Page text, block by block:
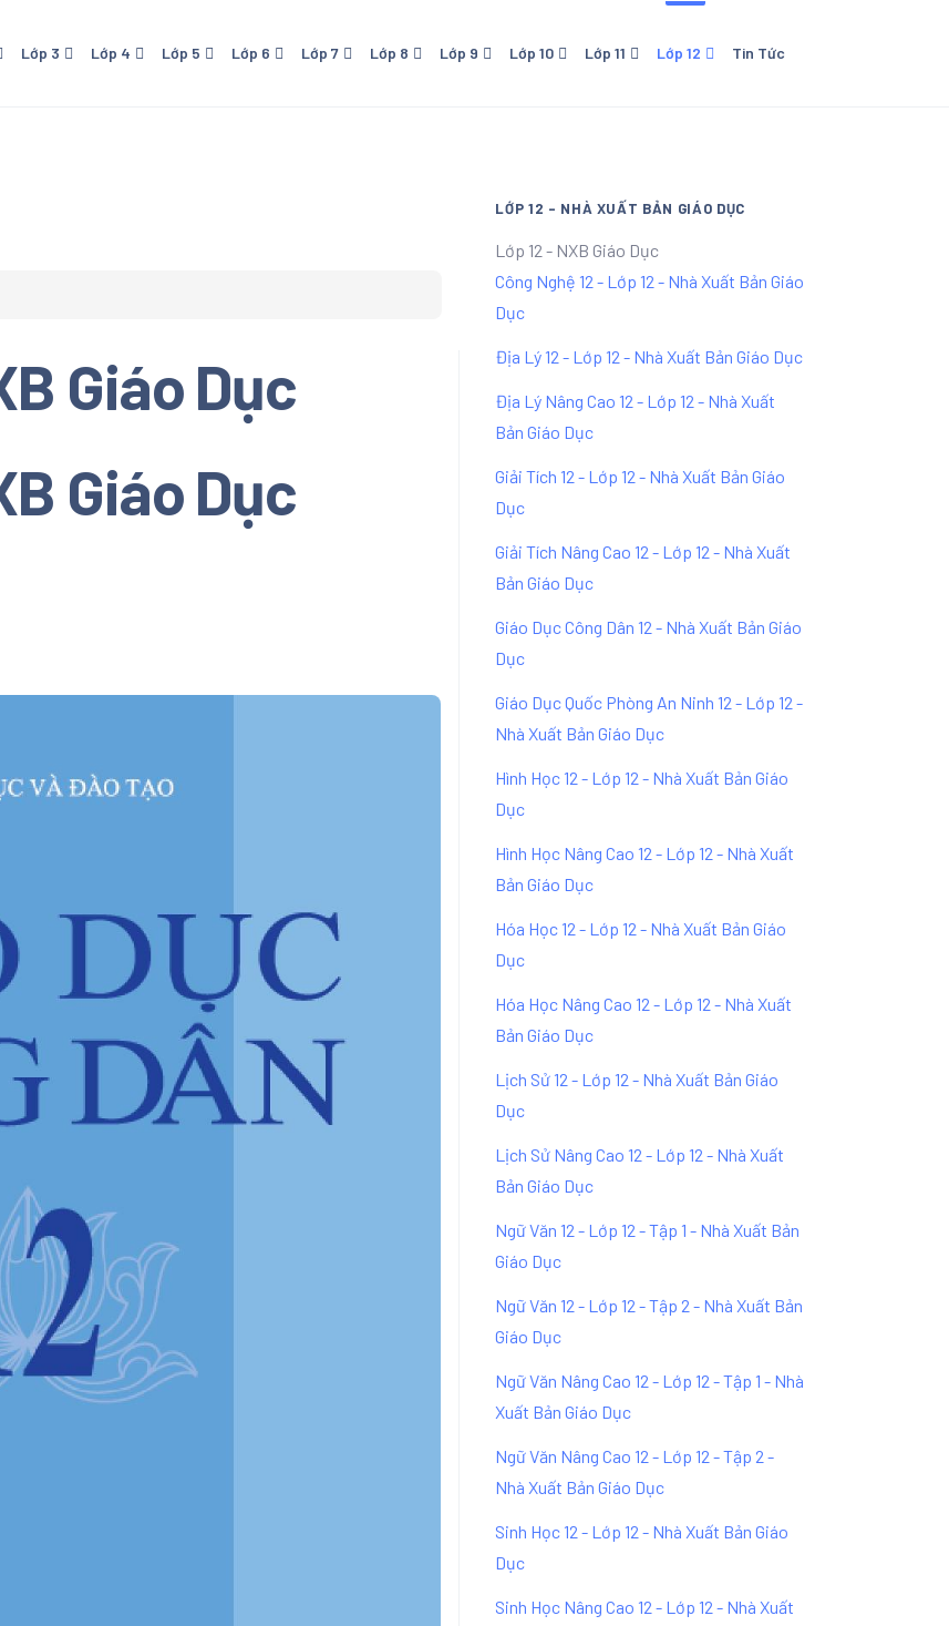
Lớp 3
Trọn bộ Sách
học. Đầy đủ tất cả
Việt, Đạo Đức,
Lớp 4 Lớp 5 Lớp 6 Lớp 7 Lớp 8 Lớp 9 Lớp 10 Lớp 11 Lớp 12 Tin Tức
Giáo Dục
Giáo Dục
LỚP 12 - NHÀ XUẤT BẢN GIÁO DỤC
Lớp 12 - NXB Giáo Dục
Công Nghệ 12 - Lớp 12 - Nhà Xuất Bản Giáo
Dục
Địa Lý 12 - Lớp 12 - Nhà Xuất Bản Giáo Dục
Địa Lý Nâng Cao 12 - Lớp 12 - Nhà Xuất
Bản Giáo Dục
Giải Tích 12 - Lớp 12 - Nhà Xuất Bản Giáo
Dục
Giải Tích Nâng Cao 12 - Lớp 12 - Nhà Xuất
Bản Giáo Dục
Giáo Dục Công Dân 12 - Nhà Xuất Bản Giáo
Dục
Giáo Dục Quốc Phòng An Ninh 12 - Lớp 12 -
Nhà Xuất Bản Giáo Dục
Hình Học 12 - Lớp 12 - Nhà Xuất Bản Giáo
Dục
Hình Học Nâng Cao 12 - Lớp 12 - Nhà Xuất
Bản Giáo Dục
Hóa Học 12 - Lớp 12 - Nhà Xuất Bản Giáo
Dục
Hóa Học Nâng Cao 12 - Lớp 12 - Nhà Xuất
Bản Giáo Dục
Lịch Sử 12 - Lớp 12 - Nhà Xuất Bản Giáo
Dục
Lịch Sử Nâng Cao 12 - Lớp 12 - Nhà Xuất
Bản Giáo Dục
Ngữ Văn 12 - Lớp 12 - Tập 1 - Nhà Xuất Bản
Giáo Dục
Ngữ Văn 12 - Lớp 12 - Tập 2 - Nhà Xuất Bản
Giáo Dục
Ngữ Văn Nâng Cao 12 - Lớp 12 - Tập 1 - Nhà
Xuất Bản Giáo Dục
Ngữ Văn Nâng Cao 12 - Lớp 12 - Tập 2 -
Nhà Xuất Bản Giáo Dục
Sinh Học 12 - Lớp 12 - Nhà Xuất Bản Giáo
Dục
Sinh Học Nâng Cao 12 - Lớp 12 - Nhà Xuất